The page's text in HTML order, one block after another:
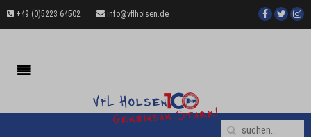
+49 (0)5223 64502 info@vflholsen.de